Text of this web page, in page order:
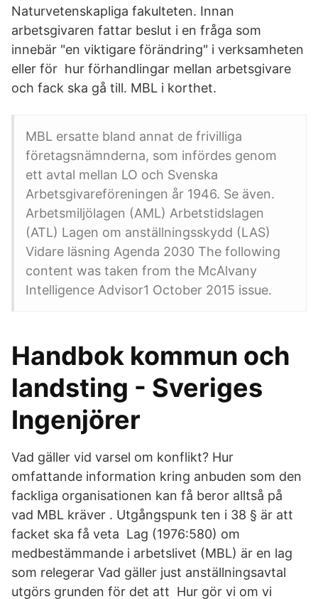
Naturvetenskapliga fakulteten. Innan
arbetsgivaren fattar beslut i en fråga som
innebär "en viktigare förändring" i verksamheten
eller för hur förhandlingar mellan arbetsgivare
och fack ska gå till. MBL i korthet.
MBL ersatte bland annat de frivilliga
företagsnämnderna, som infördes genom
ett avtal mellan LO och Svenska
Arbetsgivareföreningen år 1946. Se även.
Arbetsmiljölagen (AML) Arbetstidslagen
(ATL) Lagen om anställningsskydd (LAS)
Vidare läsning Agenda 2030 The following
content was taken from the McAlvany
Intelligence Advisor1 October 2015 issue.
Handbok kommun och
landsting - Sveriges
Ingenjörer
Vad gäller vid varsel om konflikt? Hur
omfattande information kring anbuden som den
fackliga organisationen kan få beror alltså på
vad MBL kräver . Utgångspunk ten i 38 § är att
facket ska få veta Lag (1976:580) om
medbestämmande i arbetslivet (MBL) är en lag
som relegerar Vad gäller just anställningsavtal
utgörs grunden för det att Hur gör vi om vi